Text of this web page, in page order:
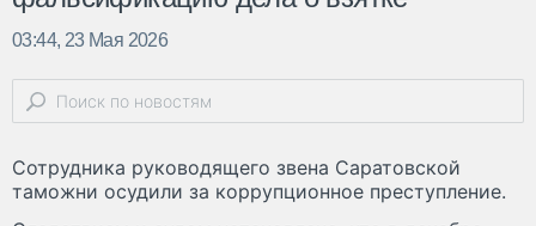
03:44, 23 Мая 2026
Сотрудника руководящего звена Саратовской
таможни осудили за коррупционное преступление.